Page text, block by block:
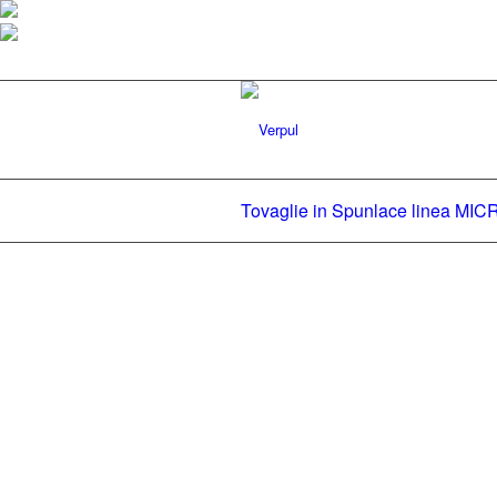
Tovaglie in Spunlace linea